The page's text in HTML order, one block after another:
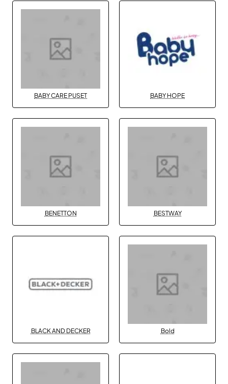
BABY CARE PUSET BABY HOPE
BENETTON BESTWAY
BLACK AND DECKER Bold